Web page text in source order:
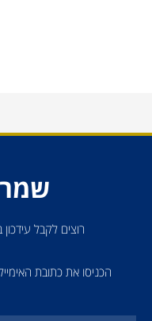
רוצים לקבל
הכניסו את כתובת